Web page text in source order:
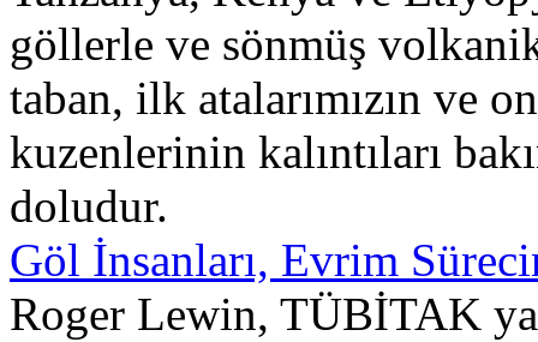
göllerle ve sönmüş
taban, ilk atalarımızın ve
kuzenlerinin kalıntıları
doludur.
Göl İnsanları, Evrim
Roger Lewin, TÜBİTAK